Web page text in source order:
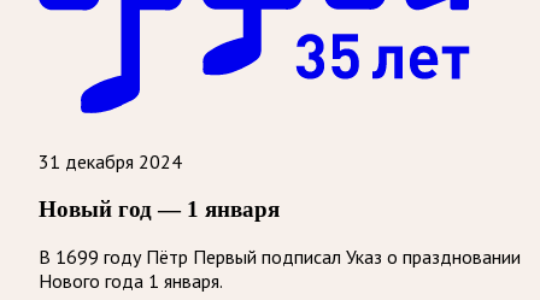
31 декабря 2024
Новый год — 1 января
В 1699 году Пётр Первый подписал Указ о праздновании
Нового года 1 января.